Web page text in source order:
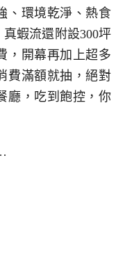
、環境乾淨、熱食
蝦流還附設300坪
，開幕再加上超多
費滿額就抽，絕對
廳，吃到飽控，你